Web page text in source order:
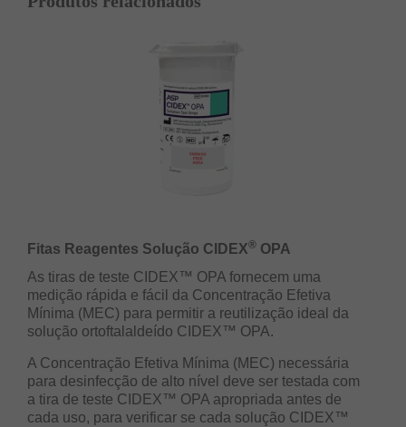
Fitas Reagentes Solução CIDEX® OPA
As tiras de teste CIDEX™ OPA fornecem uma
medição rápida e fácil da Concentração Efetiva
Mínima (MEC) para permitir a reutilização ideal da
solução ortoftalaldeído CIDEX™ OPA.
A Concentração Efetiva Mínima (MEC) necessária
para desinfecção de alto nível deve ser testada com
a tira de teste CIDEX™ OPA apropriada antes de
cada uso, para verificar se cada solução CIDEX™